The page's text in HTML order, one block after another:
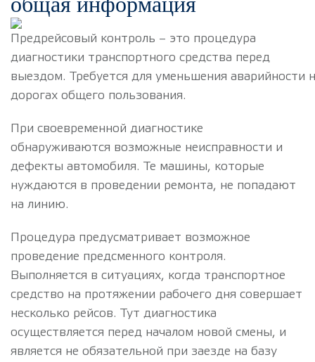
Предрейсовый контроль – это процедура
диагностики транспортного средства перед
выездом. Требуется для уменьшения аварийности
дорогах общего пользования.
При своевременной диагностике
обнаруживаются возможные неисправности и
дефекты автомобиля. Те машины, которые
нуждаются в проведении ремонта, не попадают
на линию.
Процедура предусматривает возможное
проведение предсменного контроля.
Выполняется в ситуациях, когда транспортное
средство на протяжении рабочего дня совершает
несколько рейсов. Тут диагностика
осуществляется перед началом новой смены, и
является не обязательной при заезде на базу